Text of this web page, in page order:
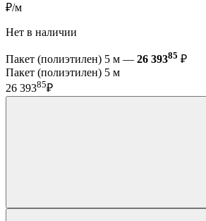
₽/м
Нет в наличии
Пакет (полиэтилен) 5 м — 26 39385 ₽
Пакет (полиэтилен) 5 м
26 39385₽